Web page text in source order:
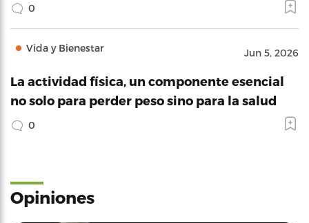
0
Vida y Bienestar Jun 5, 2026
La actividad física, un componente esencial
no solo para perder peso sino para la salud
0
Opiniones